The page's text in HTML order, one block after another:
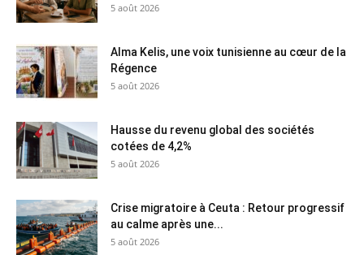
5 août 2026
Alma Kelis, une voix tunisienne au cœur de la
Régence
5 août 2026
Hausse du revenu global des sociétés
cotées de 4,2%
5 août 2026
Crise migratoire à Ceuta : Retour progressif
au calme après une...
5 août 2026